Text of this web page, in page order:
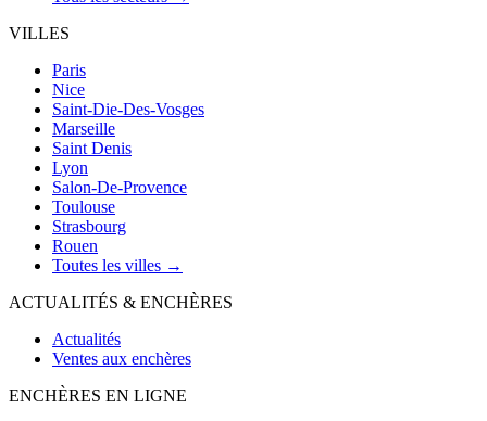
VILLES
Paris
Nice
Saint-Die-Des-Vosges
Marseille
Saint Denis
Lyon
Salon-De-Provence
Toulouse
Strasbourg
Rouen
Toutes les villes →
ACTUALITÉS & ENCHÈRES
Actualités
Ventes aux enchères
ENCHÈRES EN LIGNE